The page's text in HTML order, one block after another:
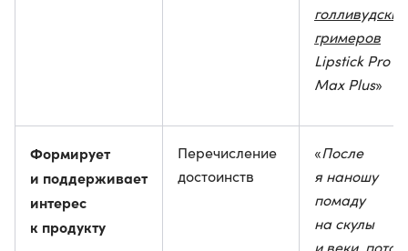
голливудских
гримеров
Lipstick Pro
Max Plus»
Формирует
и поддерживает
интерес
к продукту
Перечисление
достоинств
«После
я наношу
помаду
на скулы
и веки,